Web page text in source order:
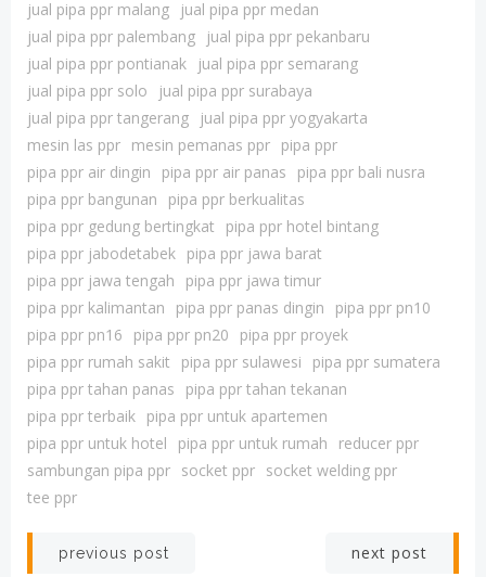
jual pipa ppr malang
jual pipa ppr medan
jual pipa ppr palembang
jual pipa ppr pekanbaru
jual pipa ppr pontianak
jual pipa ppr semarang
jual pipa ppr solo
jual pipa ppr surabaya
jual pipa ppr tangerang
jual pipa ppr yogyakarta
mesin las ppr mesin pemanas ppr pipa ppr
pipa ppr air dingin
pipa ppr air panas
pipa ppr bali nusra
pipa ppr bangunan
pipa ppr berkualitas
pipa ppr gedung bertingkat
pipa ppr hotel bintang
pipa ppr jabodetabek pipa ppr jawa barat
pipa ppr jawa tengah
pipa ppr jawa timur
pipa ppr kalimantan
pipa ppr panas dingin
pipa ppr pn10
pipa ppr pn16
pipa ppr pn20
pipa ppr proyek
pipa ppr rumah sakit
pipa ppr sulawesi
pipa ppr sumatera
pipa ppr tahan panas
pipa ppr tahan tekanan
pipa ppr terbaik pipa ppr untuk apartemen
pipa ppr untuk hotel
pipa ppr untuk rumah
reducer ppr
sambungan pipa ppr socket ppr socket welding ppr
tee ppr
Post
previous post next post